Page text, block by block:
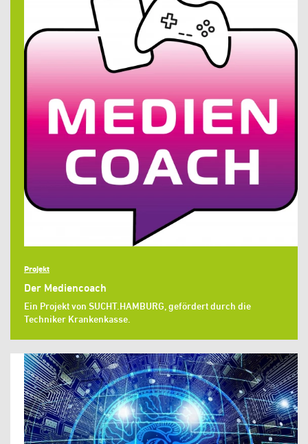
Projekt
Der Mediencoach
Ein Projekt von SUCHT.HAMBURG, gefördert durch die
Techniker Krankenkasse.